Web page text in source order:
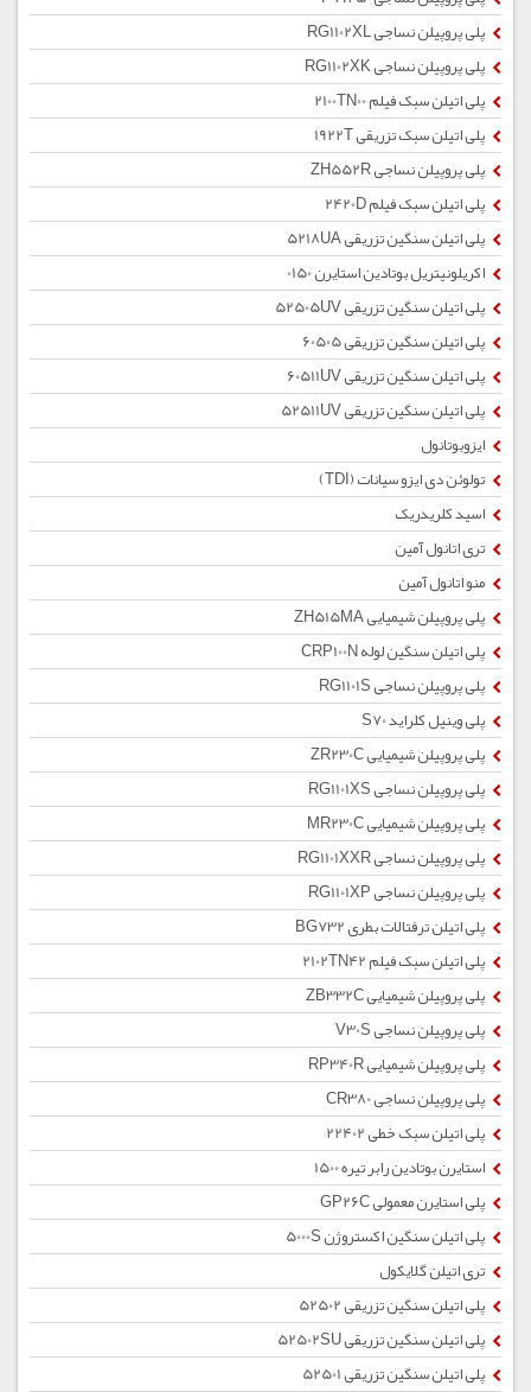
پلی پروپیلن نساجی RG1102XL
پلی پروپیلن نساجی RG1102XK
پلی اتیلن سبک فیلم 2100TN00
پلی اتیلن سبک تزریقی 1922T
پلی پروپیلن نساجی ZH552R
پلی اتیلن سبک فیلم 2420D
پلی اتیلن سنگین تزریقی 5218UA
اکریلونیتریل بوتادین استایرن 0150
پلی اتیلن سنگین تزریقی 52505UV
پلی اتیلن سنگین تزریقی 60505
پلی اتیلن سنگین تزریقی 60511UV
پلی اتیلن سنگین تزریقی 52511UV
ایزوبوتانول
تولوئن دی ایزو سیانات (TDI)
اسید کلریدریک
تری اتانول آمین
منو اتانول آمین
پلی پروپیلن شیمیایی ZH515MA
پلی اتیلن سنگین لوله CRP100N
پلی پروپیلن نساجی RG1101S
پلی وینیل کلراید S70
پلی پروپیلن شیمیایی ZR230C
پلی پروپیلن نساجی RG1101XS
پلی پروپیلن شیمیایی MR230C
پلی پروپیلن نساجی RG1101XXR
پلی پروپیلن نساجی RG1101XP
پلی اتیلن ترفتالات بطری BG732
پلی اتیلن سبک فیلم 2102TN42
پلی پروپیلن شیمیایی ZB332C
پلی پروپیلن نساجی V30S
پلی پروپیلن شیمیایی RP340R
پلی پروپیلن نساجی CR380
پلی اتیلن سبک خطی 22402
استایرن بوتادین رابر تیره 1500
پلی استایرن معمولی GP26C
پلی اتیلن سنگین اکستروژن 5000S
تری اتیلن گلایکول
پلی اتیلن سنگین تزریقی 52502
پلی اتیلن سنگین تزریقی 52502SU
پلی اتیلن سنگین تزریقی 52501